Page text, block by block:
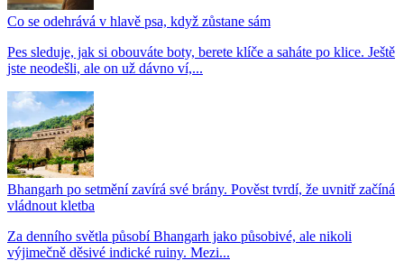
Co se odehrává v hlavě psa, když zůstane sám
Pes sleduje, jak si obouváte boty, berete klíče a saháte po klice. Ještě
jste neodešli, ale on už dávno ví,...
Bhangarh po setmění zavírá své brány. Pověst tvrdí, že uvnitř začíná
vládnout kletba
Za denního světla působí Bhangarh jako působivé, ale nikoli
výjimečně děsivé indické ruiny. Mezi...